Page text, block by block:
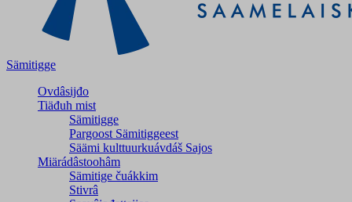
Sämitigge
Ovdâsijđo
Tiäđuh mist
Sämitigge
Pargoost Sämitiggeest
Säämi kulttuurkuávdáš Sajos
Miärádâstoohâm
Sämitige čuákkim
Stivrâ